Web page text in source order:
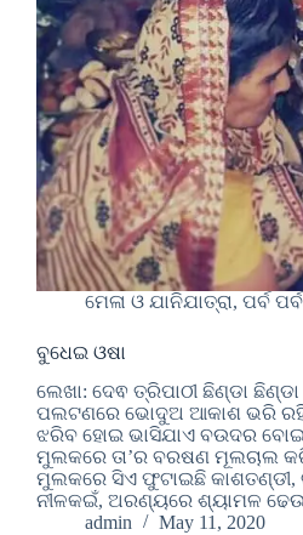
ମେଳା ଓ ଯାନିଯାତ୍ରା, ପର୍ବ
ବୁଧେଇ ଓଷା
ଲେଖା: ଦେଵ ତ୍ରିପାଠୀ ଛିଣ୍ଡା
ପଲଟଣରେ ଭୋଦୁଅ ଆକାଶ ଭରି
ଝରିବ ହୋଇ ଭାସିଯାଏ ବଉଦର
ମୁଲକରେ ତା’ର ବରଷଣ ମୂଲଚାଲ
ମୁଲକରେ ସିଏ ଫୁଟାଇଛି କାଶତଣ୍ଡୀ,
ନୀଳକଇଁ, ଅରଣ୍ୟରେ ଶ୍ୟାମଳ
admin
May 11, 2020